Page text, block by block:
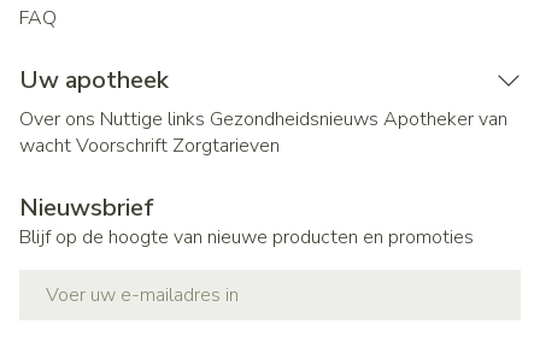
FAQ
Uw apotheek
Over ons Nuttige links Gezondheidsnieuws Apotheker van
wachtVoorschrift Zorgtarieven
Nieuwsbrief
Blijf op de hoogte van nieuwe producten en promoties